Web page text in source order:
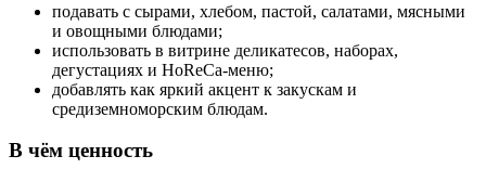
подавать с сырами, хлебом, пастой, салатами, мясными
и овощными блюдами;
использовать в витрине деликатесов, наборах,
дегустациях и HoReCa-меню;
добавлять как яркий акцент к закускам и
средиземноморским блюдам.
В чём ценность